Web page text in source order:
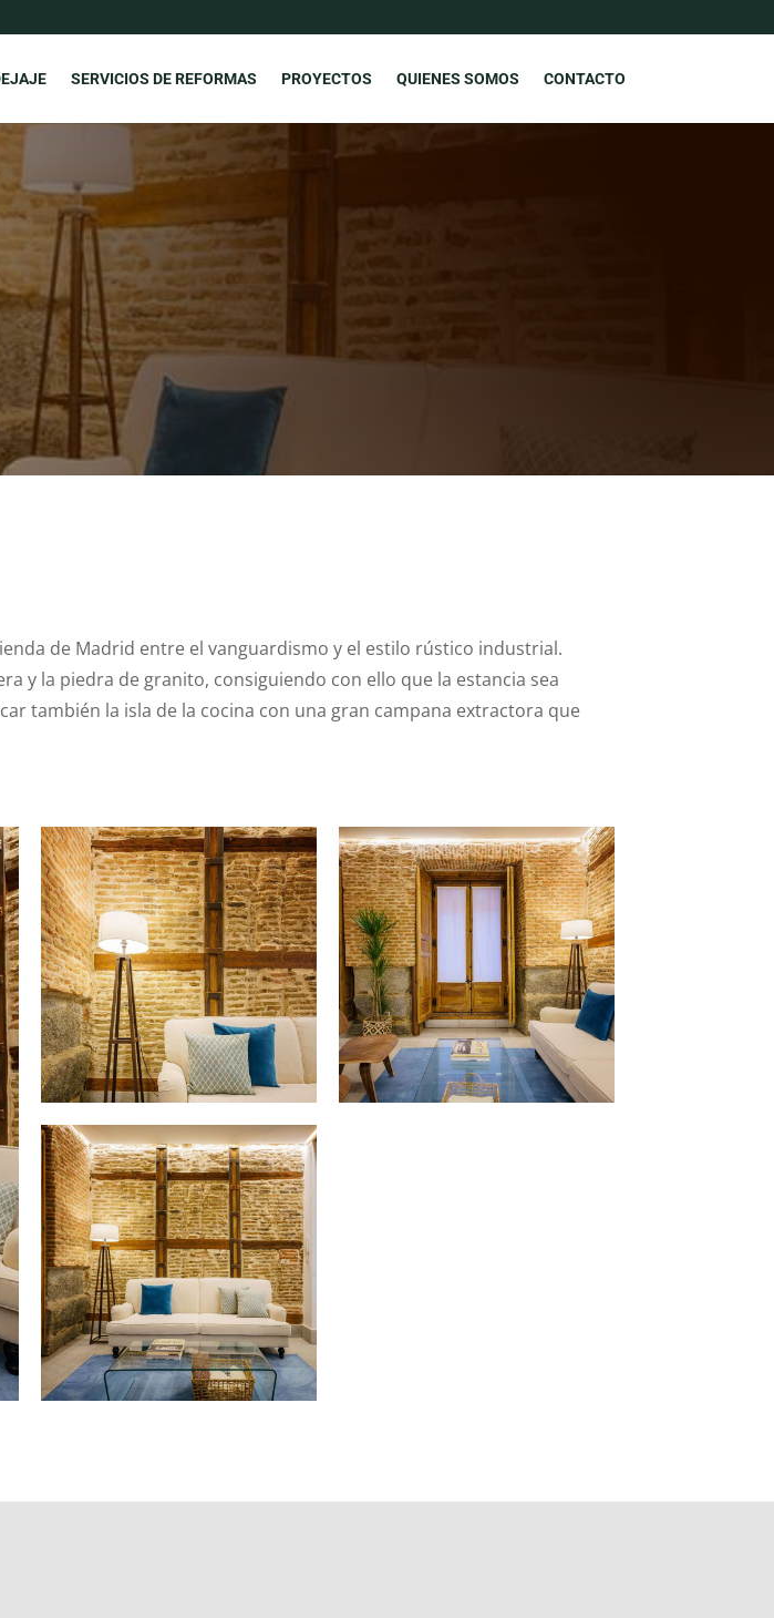
SERVICIOS DE REFORMAS PROYECTOS QUIENES SOMOS CONTACTO
de Madrid entre el vanguardismo y el estilo rústico industrial.
y la piedra de granito, consiguiendo con ello que la estancia sea
también la isla de la cocina con una gran campana extractora que